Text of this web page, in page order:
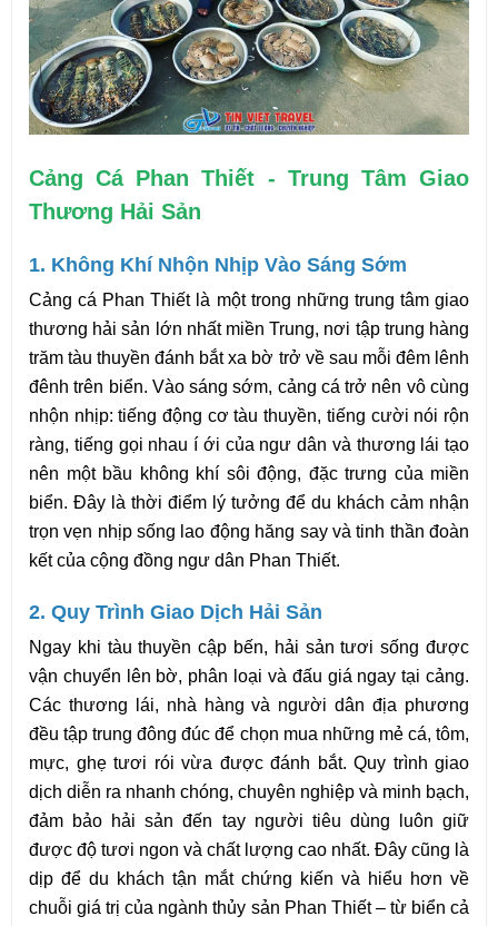
Cảng Cá Phan Thiết - Trung Tâm Giao
Thương Hải Sản
1. Không Khí Nhộn Nhịp Vào Sáng Sớm
Cảng cá Phan Thiết là một trong những trung tâm giao
thương hải sản lớn nhất miền Trung, nơi tập trung hàng
trăm tàu thuyền đánh bắt xa bờ trở về sau mỗi đêm lênh
đênh trên biển. Vào sáng sớm, cảng cá trở nên vô cùng
nhộn nhịp: tiếng động cơ tàu thuyền, tiếng cười nói rộn
ràng, tiếng gọi nhau í ới của ngư dân và thương lái tạo
nên một bầu không khí sôi động, đặc trưng của miền
biển. Đây là thời điểm lý tưởng để du khách cảm nhận
trọn vẹn nhịp sống lao động hăng say và tinh thần đoàn
kết của cộng đồng ngư dân Phan Thiết.
2. Quy Trình Giao Dịch Hải Sản
Ngay khi tàu thuyền cập bến, hải sản tươi sống được
vận chuyển lên bờ, phân loại và đấu giá ngay tại cảng.
Các thương lái, nhà hàng và người dân địa phương
đều tập trung đông đúc để chọn mua những mẻ cá, tôm,
mực, ghẹ tươi rói vừa được đánh bắt. Quy trình giao
dịch diễn ra nhanh chóng, chuyên nghiệp và minh bạch,
đảm bảo hải sản đến tay người tiêu dùng luôn giữ
được độ tươi ngon và chất lượng cao nhất. Đây cũng là
dịp để du khách tận mắt chứng kiến và hiểu hơn về
chuỗi giá trị của ngành thủy sản Phan Thiết – từ biển cả